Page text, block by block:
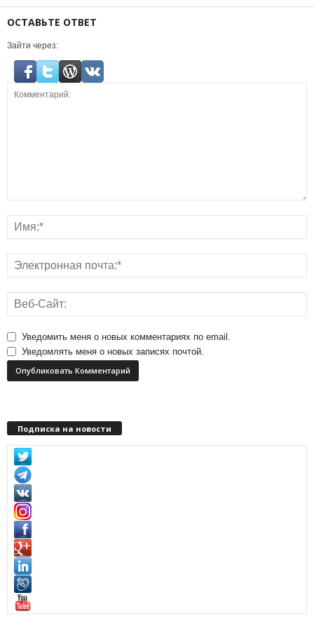
ОСТАВЬТЕ ОТВЕТ
Зайти через:
Уведомить меня о новых комментариях по email.
Уведомлять меня о новых записях почтой.
Подписка на новости